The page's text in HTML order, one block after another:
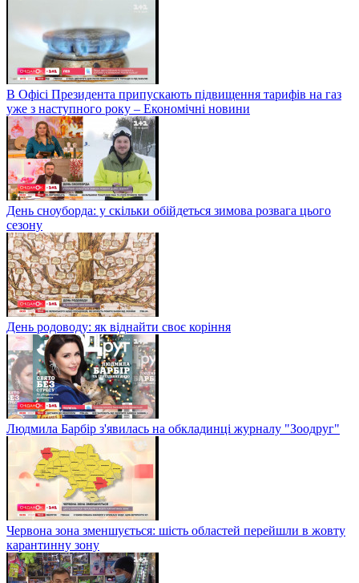
В Офісі Президента припускають підвищення тарифів на газ
уже з наступного року – Економічні новини
День сноуборда: у скільки обійдеться зимова розвага цього
сезону
День родоводу: як віднайти своє коріння
Людмила Барбір з'явилась на обкладинці журналу "Зоодруг"
Червона зона зменшується: шість областей перейшли в жовту
карантинну зону